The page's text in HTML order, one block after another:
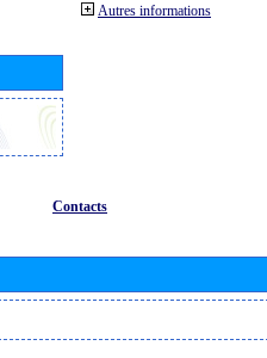
Autres informations
Contacts